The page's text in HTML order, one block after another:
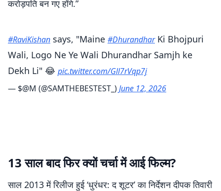
करोड़पति बन गए होंगे.”
#RaviKishan says, "Maine #DhurandharKi Bhojpuri
Wali, Logo Ne Ye Wali Dhurandhar Samjh ke
Dekh Li" 😂 pic.twitter.com/Gll7rVqp7j
— $@M (@SAMTHEBESTEST_)June 12, 2026
13 साल बाद फिर क्यों चर्चा में आई फिल्म?
साल 2013 में रिलीज हुई ‘धुरंधर: द शूटर’ का निर्देशन दीपक तिवारी